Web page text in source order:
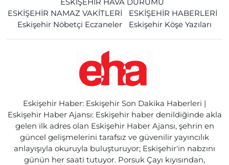
ESKİŞEHİR HAVA DURUMU
ESKİŞEHİR NAMAZ VAKİTLERİ
ESKİŞEHİR HABERLERİ
Eskişehir Nöbetçi Eczaneler
Eskişehir Köşe Yazıları
Eskişehir Haber: Eskişehir Son Dakika Haberleri |
Eskişehir Haber Ajansı: Eskişehir haber denildiğinde akla
gelen ilk adres olan Eskişehir Haber Ajansı, şehrin en
güncel gelişmelerini tarafsız ve güvenilir yayıncılık
anlayışıyla okuruyla buluşturuyor; Eskişehir'in nabzını
günün her saati tutuyor. Porsuk Çayı kıyısından,